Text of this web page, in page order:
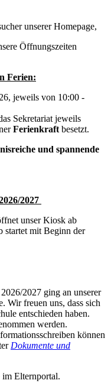
unserer Homepage,
Öffnungszeiten
Ferien:
jeweils von 10:00 -
Sekretariat jeweils
Ferienkraft besetzt.
und spannende
2027
unser Kiosk ab
startet mit Beginn der
2027 ging an unserer
Wir freuen uns, dass sich
entschieden haben.
werden.
können
Dokumente und
im Elternportal.